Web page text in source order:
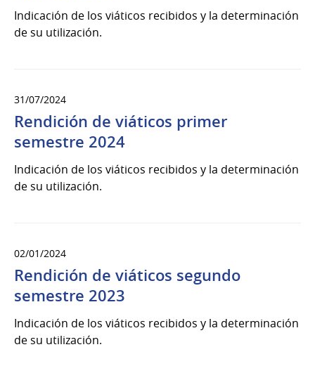
Indicación de los viáticos recibidos y la determinación
de su utilización.
31/07/2024
Rendición de viáticos primer
semestre 2024
Indicación de los viáticos recibidos y la determinación
de su utilización.
02/01/2024
Rendición de viáticos segundo
semestre 2023
Indicación de los viáticos recibidos y la determinación
de su utilización.